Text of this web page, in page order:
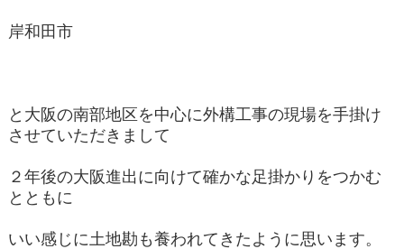
岸和田市
と大阪の南部地区を中心に外構工事の現場を手掛け
させていただきまして
２年後の大阪進出に向けて確かな足掛かりをつかむ
とともに
いい感じに土地勘も養われてきたように思います。